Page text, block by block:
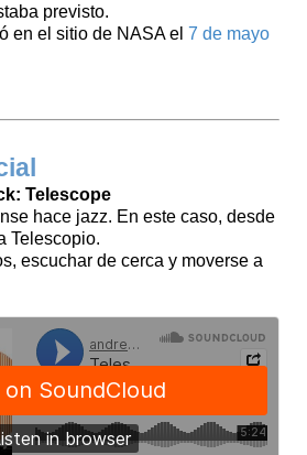
previsto.
en el sitio de NASA el 7 de mayo
Telescope
hace jazz. En este caso, desde
Telescopio.
escuchar de cerca y moverse a